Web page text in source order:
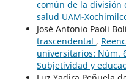
común de la división
salud UAM-
José Antonio Paoli
trascendental ,
universitarios: Núm.
Subjetividad y